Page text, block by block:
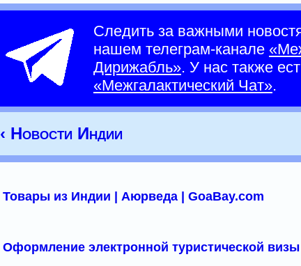
Следить за важными
нашем телеграм-канале
Дирижабль». У нас также
«Межгалактический Чат».
‹ Новости Индии
Товары из Индии | Аюрведа | GoaBay.com
Оформление электронной туристической